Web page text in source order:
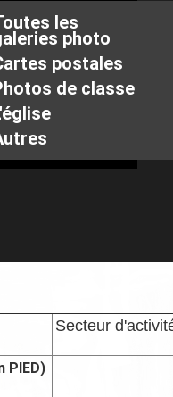
les
photo
postales
de classe
Secteur
PIED)